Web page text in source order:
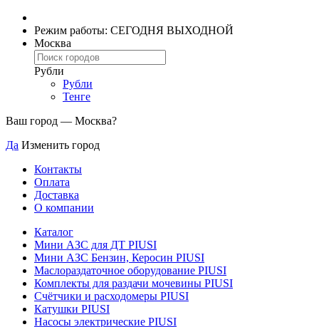
Режим работы: СЕГОДНЯ ВЫХОДНОЙ
Москва
Рубли
Рубли
Тенге
Ваш город — Москва?
Да Изменить город
Контакты
Оплата
Доставка
О компании
Каталог
Мини АЗС для ДТ PIUSI
Мини АЗС Бензин, Керосин PIUSI
Маслораздаточное оборудование PIUSI
Комплекты для раздачи мочевины PIUSI
Счётчики и расходомеры PIUSI
Катушки PIUSI
Насосы электрические PIUSI